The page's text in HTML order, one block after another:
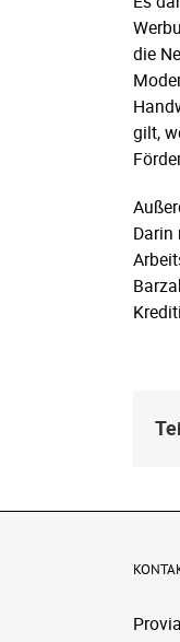
die
gilt,
Darin